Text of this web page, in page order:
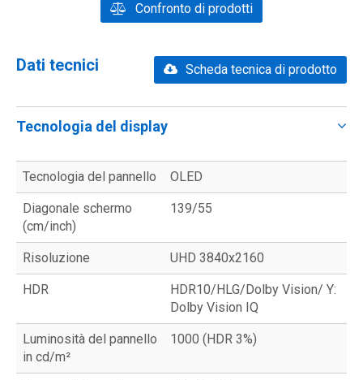
Confronto di prodotti
Scheda tecnica di prodotto
Dati tecnici
Tecnologia del display
Tecnologia del pannello OLED
Diagonale schermo
(cm/inch)
139/55
Risoluzione UHD 3840x2160
HDR
HDR10/HLG/Dolby Vision/ Y:
Dolby Vision IQ
Luminosità del pannello
in cd/m²
1000 (HDR 3%)